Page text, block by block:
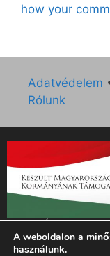
how your
Adatvédelem
Rólunk
„Az Új Ember
támogatását az
A weboldalon a
használunk.